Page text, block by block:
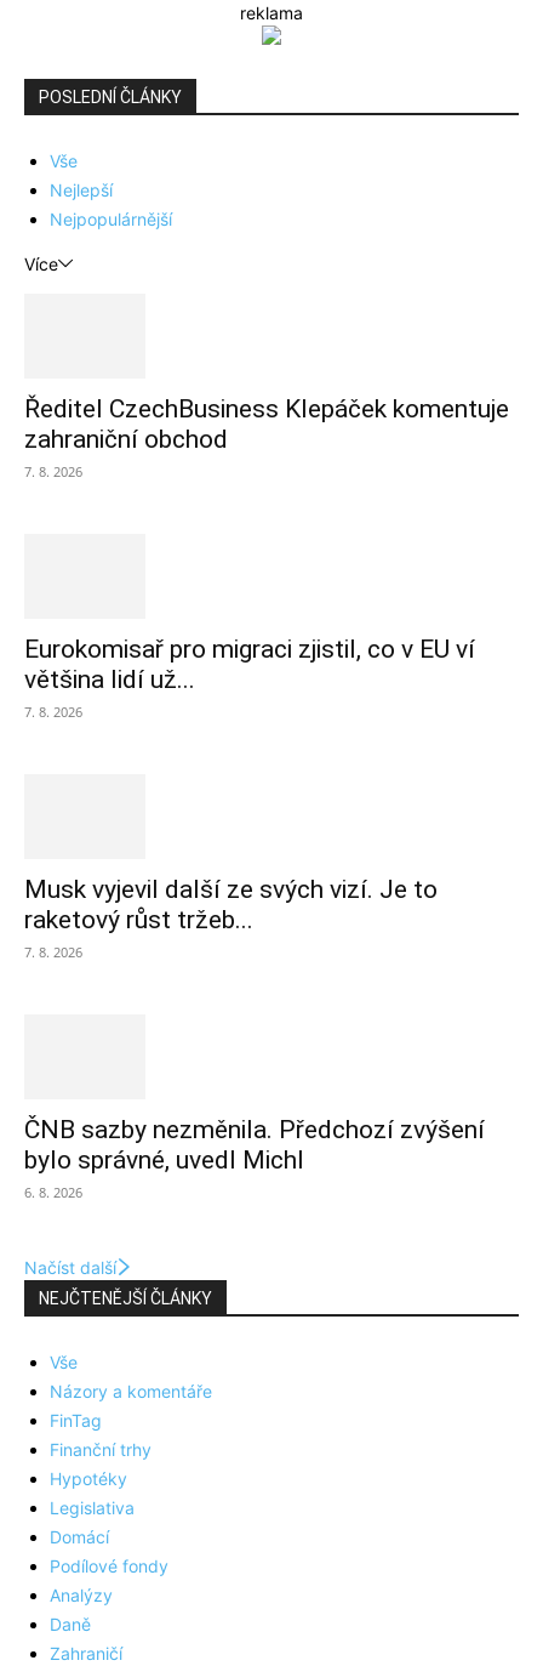
reklama
POSLEDNÍ ČLÁNKY
Vše
Nejlepší
Nejpopulárnější
Více
Ředitel CzechBusiness Klepáček komentuje
zahraniční obchod
7. 8. 2026
Eurokomisař pro migraci zjistil, co v EU ví
většina lidí už...
7. 8. 2026
Musk vyjevil další ze svých vizí. Je to
raketový růst tržeb...
7. 8. 2026
ČNB sazby nezměnila. Předchozí zvýšení
bylo správné, uvedl Michl
6. 8. 2026
Načíst další
NEJČTENĚJŠÍ ČLÁNKY
Vše
Názory a komentáře
FinTag
Finanční trhy
Hypotéky
Legislativa
Domácí
Podílové fondy
Analýzy
Daně
Zahraničí